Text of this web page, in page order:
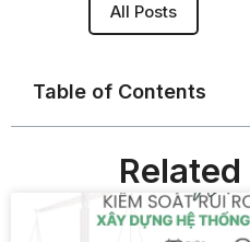
All Posts
Table of Contents